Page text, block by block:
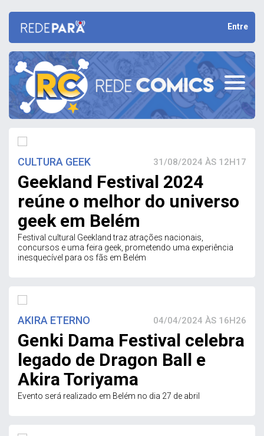
Entre
CULTURA GEEK 31/08/2024 ÀS 12H17
Geekland Festival 2024
reúne o melhor do universo
geek em Belém
Festival cultural Geekland traz atrações nacionais,
concursos e uma feira geek, prometendo uma experiência
inesquecível para os fãs em Belém
AKIRA ETERNO 04/04/2024 ÀS 16H26
Genki Dama Festival celebra
legado de Dragon Ball e
Akira Toriyama
Evento será realizado em Belém no dia 27 de abril